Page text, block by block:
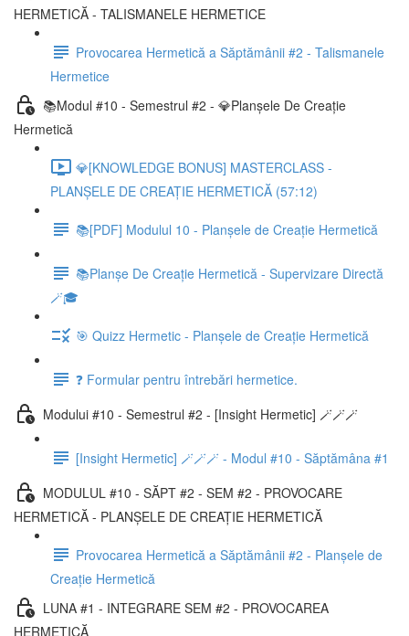
HERMETICĂ - TALISMANELE HERMETICE
Provocarea Hermetică a Săptămânii #2 - Talismanele
Hermetice
📚Modul #10 - Semestrul #2 - 💎Planșele De Creație
Hermetică
💎[KNOWLEDGE BONUS] MASTERCLASS -
PLANȘELE DE CREAȚIE HERMETICĂ (57:12)
📚[PDF] Modulul 10 - Planșele de Creație Hermetică
📚Planșe De Creație Hermetică - Supervizare Directă
🪄🎓
🎯 Quizz Hermetic - Planșele de Creație Hermetică
❓ Formular pentru întrebări hermetice.
Modului #10 - Semestrul #2 - [Insight Hermetic] 🪄🪄🪄
[Insight Hermetic] 🪄🪄🪄 - Modul #10 - Săptămâna #1
MODULUL #10 - SĂPT #2 - SEM #2 - PROVOCARE
HERMETICĂ - PLANȘELE DE CREAȚIE HERMETICĂ
Provocarea Hermetică a Săptămânii #2 - Planșele de
Creație Hermetică
LUNA #1 - INTEGRARE SEM #2 - PROVOCAREA
HERMETICĂ